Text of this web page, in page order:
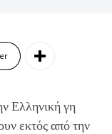
Ελληνική γη
εκτός από την